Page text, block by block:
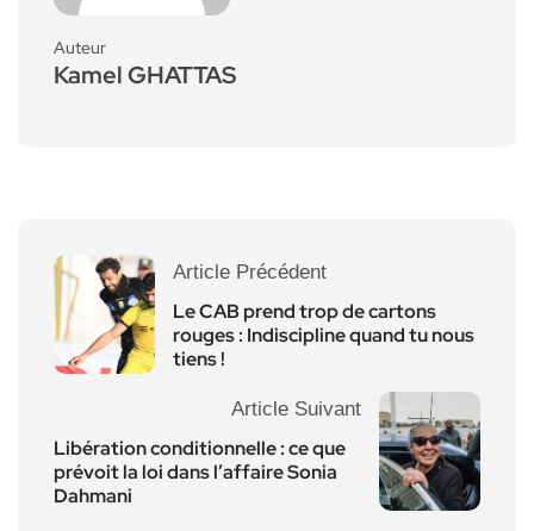
Auteur
Kamel GHATTAS
Article Précédent
Le CAB prend trop de cartons
rouges : Indiscipline quand tu nous
tiens !
Article Suivant
Libération conditionnelle : ce que
prévoit la loi dans l’affaire Sonia
Dahmani